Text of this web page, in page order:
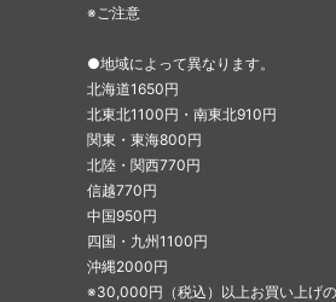
※ご注意
●地域によって異なります。
北海道1650円
北東北1100円・南東北910円
関東・東海800円
北陸・関西770円
信越770円
中国950円
四国・九州1100円
沖縄2000円
※30,000円（税込）以上お買い上げの